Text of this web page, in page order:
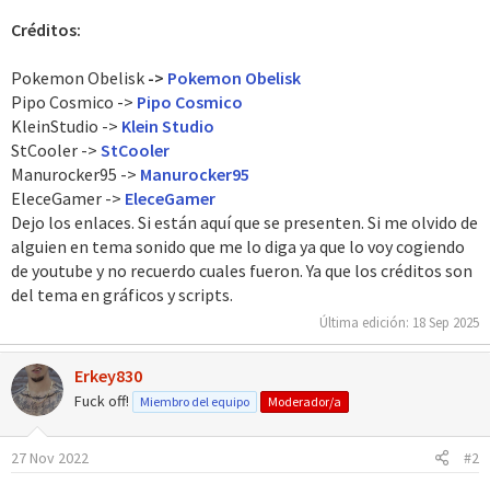
Créditos:
Pokemon Obelisk -> Pokemon Obelisk
Pipo Cosmico -> Pipo Cosmico
KleinStudio -> Klein Studio
StCooler -> StCooler
Manurocker95 -> Manurocker95
EleceGamer -> EleceGamer
Dejo los enlaces. Si están aquí que se presenten. Si me olvido de
alguien en tema sonido que me lo diga ya que lo voy cogiendo
de youtube y no recuerdo cuales fueron. Ya que los créditos son
del tema en gráficos y scripts.
Última edición: 18 Sep 2025
Erkey830
Fuck off! Miembro del equipo Moderador/a
27 Nov 2022 #2